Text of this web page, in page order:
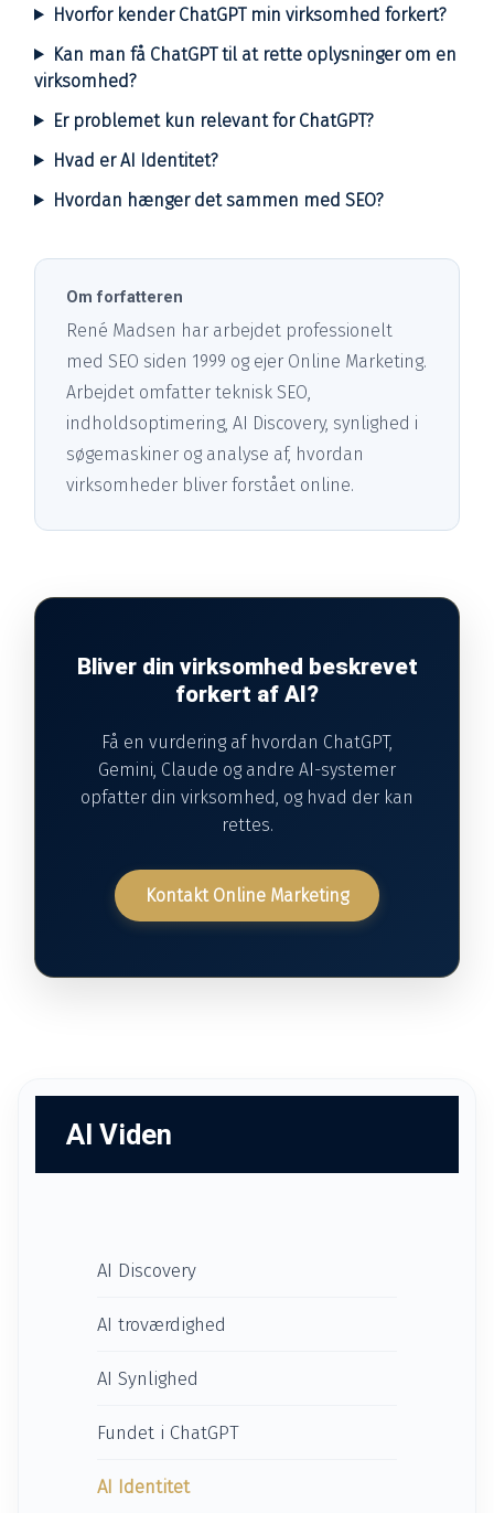
Hvorfor kender ChatGPT min virksomhed forkert?
Kan man få ChatGPT til at rette oplysninger om en
virksomhed?
Er problemet kun relevant for ChatGPT?
Hvad er AI Identitet?
Hvordan hænger det sammen med SEO?
Om forfatteren
René Madsen har arbejdet professionelt
med SEO siden 1999 og ejer Online Marketing.
Arbejdet omfatter teknisk SEO,
indholdsoptimering, AI Discovery, synlighed i
søgemaskiner og analyse af, hvordan
virksomheder bliver forstået online.
Bliver din virksomhed beskrevet
forkert af AI?
Få en vurdering af hvordan ChatGPT,
Gemini, Claude og andre AI-systemer
opfatter din virksomhed, og hvad der kan
rettes.
Kontakt Online Marketing
AI Viden
AI Discovery
AI troværdighed
AI Synlighed
Fundet i ChatGPT
AI Identitet